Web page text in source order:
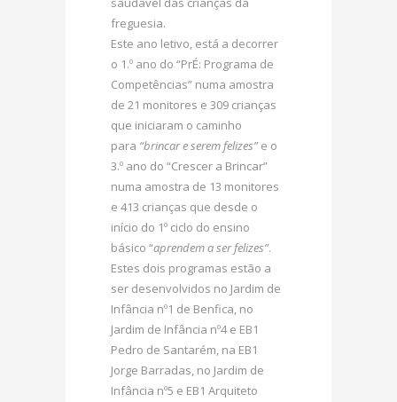
freguesia.
Este ano letivo, está a decorrer
o 1.º ano do “PrÉ: Programa de
Competências” numa amostra
de 21 monitores e 309 crianças
que iniciaram o caminho
para “brincar e serem felizes”e o
3.º ano do “Crescer a Brincar”
numa amostra de 13 monitores
e 413 crianças que desde o
início do 1º ciclo do ensino
básico “aprendem a ser felizes”.
Estes dois programas estão a
ser desenvolvidos no Jardim de
Infância nº1 de Benfica, no
Jardim de Infância nº4 e EB1
Pedro de Santarém, na EB1
Jorge Barradas, no Jardim de
Infância nº5 e EB1 Arquiteto